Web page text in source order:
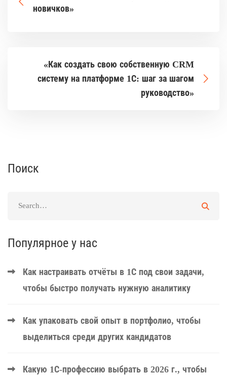
новичков»
«Как создать свою собственную CRM
систему на платформе 1С: шаг за шагом
руководство»
Поиск
Популярное у нас
Как настраивать отчёты в 1С под свои задачи,
чтобы быстро получать нужную аналитику
Как упаковать свой опыт в портфолио, чтобы
выделиться среди других кандидатов
Какую 1С-профессию выбрать в 2026 г., чтобы